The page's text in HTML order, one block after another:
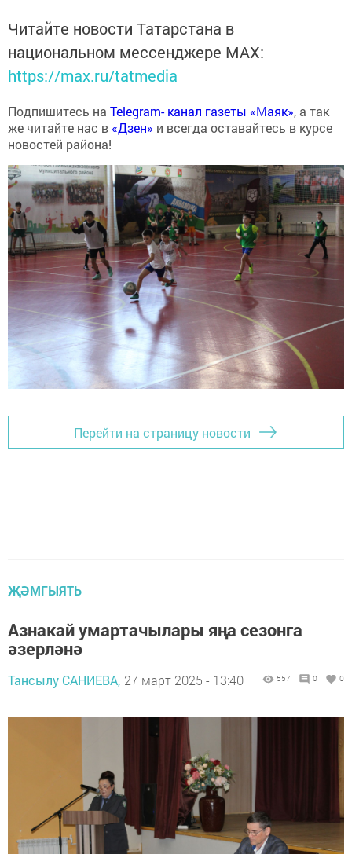
Читайте новости Татарстана в
национальном мессенджере MАХ:
https://max.ru/tatmedia
Подпишитесь на Telegram- канал газеты «Маяк», а так
же читайте нас в «Дзен» и всегда оставайтесь в курсе
новостей района!
Перейти на страницу новости
ҖӘМГЫЯТЬ
Азнакай умартачылары яңа сезонга
әзерләнә
Тансылу САНИЕВА, 27 март 2025 - 13:40 557 0 0